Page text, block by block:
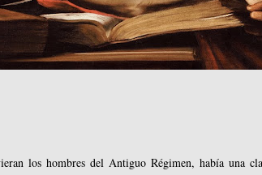
los hombres del Antiguo Régimen, había una